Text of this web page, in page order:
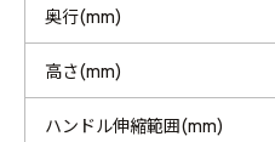
奥行(mm)
高さ(mm)
ハンドル伸縮範囲(mm)